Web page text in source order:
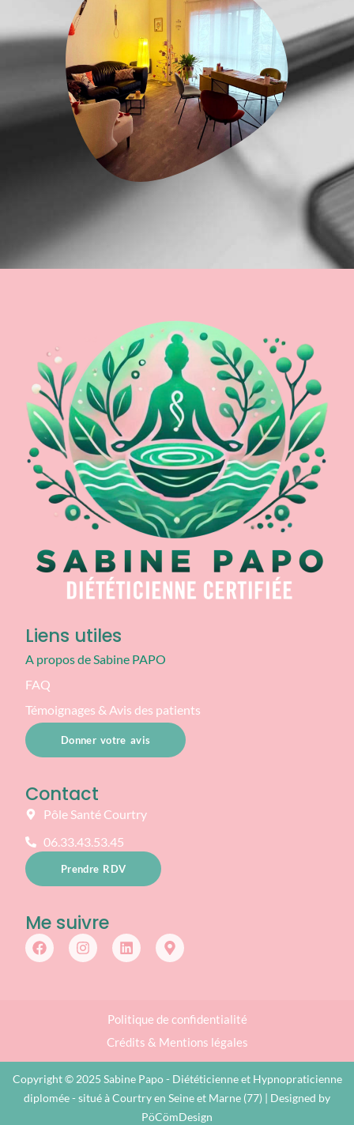
Liens utiles
A propos de Sabine PAPO
FAQ
Témoignages & Avis des patients
Donner votre avis
Contact
Pôle Santé Courtry
06.33.43.53.45
Prendre RDV
Me suivre
Politique de confidentialité
Crédits & Mentions légales
Copyright © 2025 Sabine Papo - Diététicienne et Hypnopraticienne
diplomée - situé à Courtry en Seine et Marne (77) | Designed by
PöCömDesign